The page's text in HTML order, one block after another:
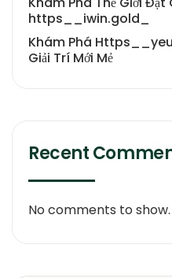
https__iwin.gold_
Khám Phá
Giải Trí Mới Mẻ
Recent
No comments to show.